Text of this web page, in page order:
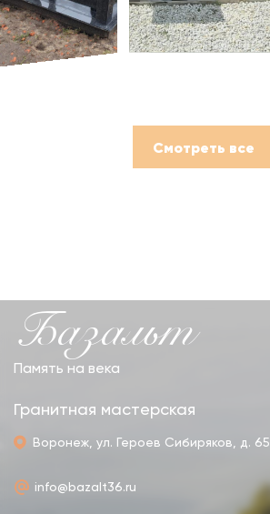
Смотреть все
Базальт
Память на века
Гранитная мастерская
Воронеж, ул. Героев Сибиряков, д. 65
info@bazalt36.ru